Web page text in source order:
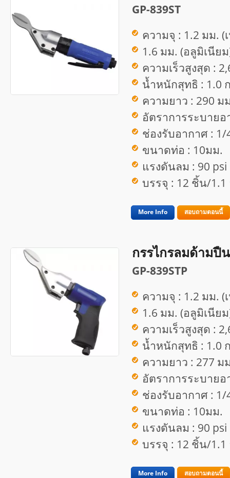
GP-839ST
ความจุ : 1.2 มม. (
1.6 มม. (อลูมิเนีย
ความเร็วสูงสุด :
น้ำหนักสุทธิ : 1.0
ความยาว : 290 ม
อัตราการระบาย
ช่องรับอากาศ : 1/
ขนาดท่อ : 10มม.
แรงดันลม : 90 psi
บรรจุ : 12 ชิ้น/
More Info สอบถามตอนนี้
กรรไกรลมด้ามปื
GP-839STP
ความจุ : 1.2 มม. (
1.6 มม. (อลูมิเนีย
ความเร็วสูงสุด :
น้ำหนักสุทธิ : 1.0
ความยาว : 277 ม
อัตราการระบาย
ช่องรับอากาศ : 1/
ขนาดท่อ : 10มม.
แรงดันลม : 90 psi
บรรจุ : 12 ชิ้น/
More Info สอบถามตอนนี้